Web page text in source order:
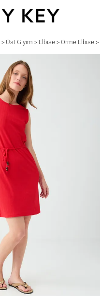
> Üst Giyim > Elbise > Örme Elbise >